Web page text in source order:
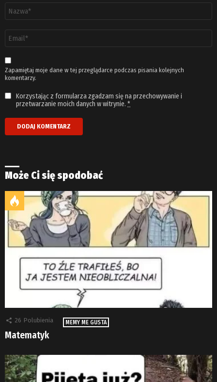
email
*
Zapamiętaj moje dane w tej przeglądarce podczas pisania kolejnych
komentarzy.
Korzystając z formularza zgadzam się na przechowywanie i
przetwarzanie moich danych w witrynie. *
Może Ci się spodobać
26 Polubienia MEMY ME GUSTA
Matematyk